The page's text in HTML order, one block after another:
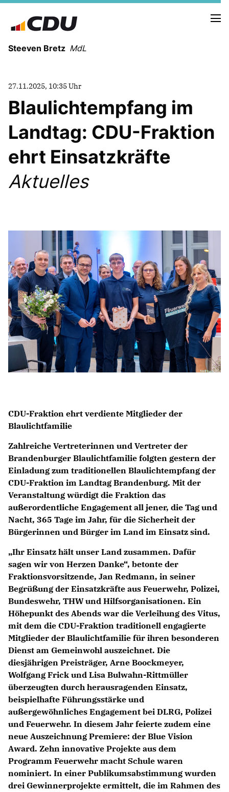
Steeven Bretz MdL
VITA
WAHLKREISBESUCHE
PRESSEFOTOS
MEIN BÜRGERBÜRO
Kleine Anfragen
CDU Deutschland
CDU Fraktion im Brandenburger Landtag
CDU Brandenburg
CDU Potsdam
27.11.2025, 10:35 Uhr
Blaulichtempfang im
Landtag: CDU-Fraktion
ehrt Einsatzkräfte
Aktuelles
CDU-Fraktion ehrt verdiente Mitglieder der
Blaulichtfamilie
Zahlreiche Vertreterinnen und Vertreter der
Brandenburger Blaulichtfamilie folgten gestern der
Einladung zum traditionellen Blaulichtempfang der
CDU-Fraktion im Landtag Brandenburg. Mit der
Veranstaltung würdigt die Fraktion das
außerordentliche Engagement all jener, die Tag und
Nacht, 365 Tage im Jahr, für die Sicherheit der
Bürgerinnen und Bürger im Land im Einsatz sind.
Ihr Einsatz hält unser Land zusammen. Dafür
sagen wir von Herzen Danke“, betonte der
Fraktionsvorsitzende, Jan Redmann, in seiner
Begrüßung der Einsatzkräfte aus Feuerwehr, Polizei,
Bundeswehr, THW und Hilfsorganisationen. Ein
Höhepunkt des Abends war die Verleihung des Vitus,
mit dem die CDU-Fraktion traditionell engagierte
Mitglieder der Blaulichtfamilie für ihren besonderen
Dienst am Gemeinwohl auszeichnet. Die
diesjährigen Preisträger, Arne Boockmeyer,
Wolfgang Frick und Lisa Bulwahn-Rittmüller
überzeugten durch herausragenden Einsatz,
beispielhafte Führungsstärke und
außergewöhnliches Engagement bei DLRG, Polizei
und Feuerwehr. In diesem Jahr feierte zudem eine
neue Auszeichnung Premiere: der Blue Vision
Award. Zehn innovative Projekte aus dem
Programm Feuerwehr macht Schule waren
nominiert. In einer Publikumsabstimmung wurden
drei Gewinnerprojekte ermittelt, die im Rahmen des